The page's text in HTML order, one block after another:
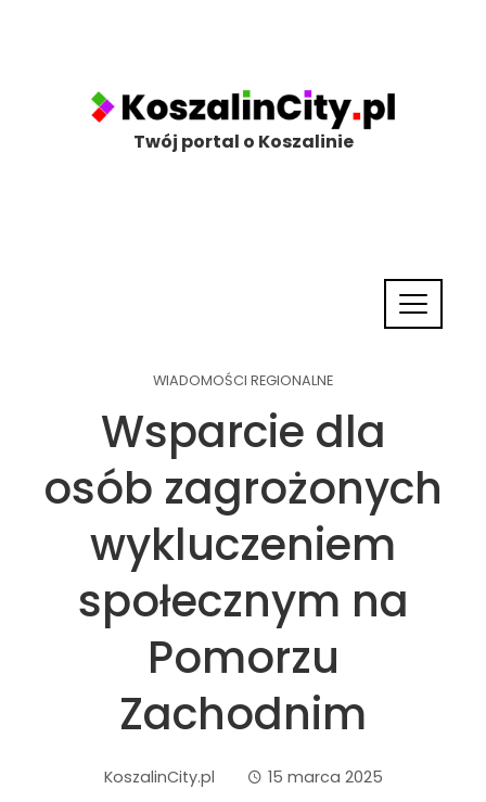
Twój portal o Koszalinie
WIADOMOŚCI REGIONALNE
Wsparcie dla
osób zagrożonych
wykluczeniem
społecznym na
Pomorzu
Zachodnim
KoszalinCity.pl 15 marca 2025